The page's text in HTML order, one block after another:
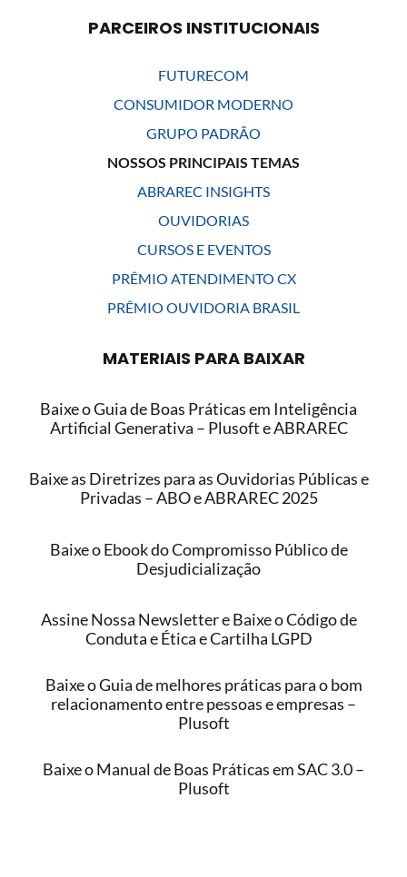
PARCEIROS INSTITUCIONAIS
FUTURECOM
CONSUMIDOR MODERNO
GRUPO PADRÃO
NOSSOS PRINCIPAIS TEMAS
ABRAREC INSIGHTS
OUVIDORIAS
CURSOS E EVENTOS
PRÊMIO ATENDIMENTO CX
PRÊMIO OUVIDORIA BRASIL
MATERIAIS PARA BAIXAR
Baixe o Guia de Boas Práticas em Inteligência
Artificial Generativa – Plusoft e ABRAREC
Baixe as Diretrizes para as Ouvidorias Públicas e
Privadas – ABO e ABRAREC 2025
Baixe o Ebook do Compromisso Público de
Desjudicialização
Assine Nossa Newsletter e Baixe o Código de
Conduta e Ética e Cartilha LGPD
Baixe o Guia de melhores práticas para o bom
relacionamento entre pessoas e empresas –
Plusoft
Baixe o Manual de Boas Práticas em SAC 3.0 –
Plusoft